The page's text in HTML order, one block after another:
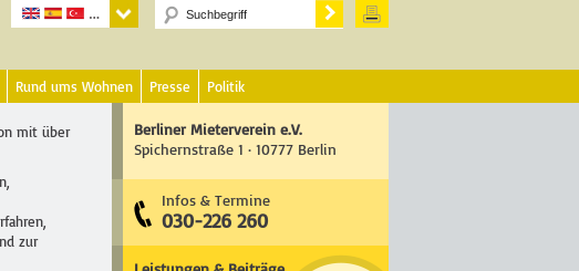
Rund ums Wohnen Presse Politik
mit über
zur
Berliner Mieterverein e.V.
Spichernstraße 1 · 10777 Berlin
Infos & Termine
030-226 260